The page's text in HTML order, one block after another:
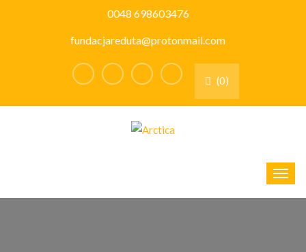
0048 698603476
fundacjareduta@protonmail.com
(0)